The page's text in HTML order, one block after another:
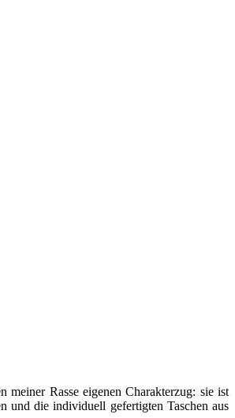
meiner Rasse eigenen Charakterzug: sie ist
und die individuell gefertigten Taschen aus